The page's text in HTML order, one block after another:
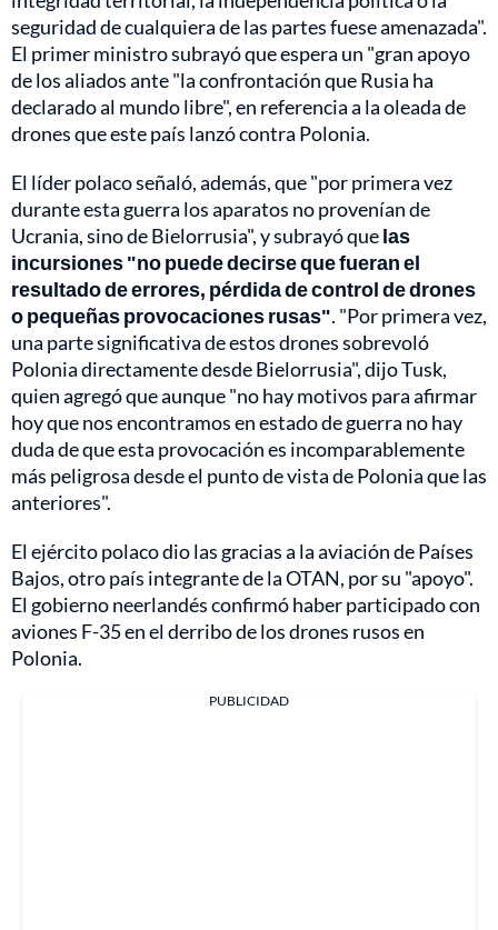
seguridad de cualquiera de las partes fuese amenazada".
El primer ministro subrayó que espera un "gran apoyo
de los aliados ante "la confrontación que Rusia ha
declarado al mundo libre", en referencia a la oleada de
drones que este país lanzó contra Polonia.
El líder polaco señaló, además, que "por primera vez
durante esta guerra los aparatos no provenían de
Ucrania, sino de Bielorrusia", y subrayó quelas
incursiones "no puede decirse que fueran el
resultado de errores, pérdida de control de drones
o pequeñas provocaciones rusas". "Por primera vez,
una parte significativa de estos drones sobrevoló
Polonia directamente desde Bielorrusia", dijo Tusk,
quien agregó que aunque "no hay motivos para afirmar
hoy que nos encontramos en estado de guerra no hay
duda de que esta provocación es incomparablemente
más peligrosa desde el punto de vista de Polonia que las
anteriores".
El ejército polaco dio las gracias a la aviación de Países
Bajos, otro país integrante de la OTAN, por su "apoyo".
El gobierno neerlandés confirmó haber participado con
aviones F-35 en el derribo de los drones rusos en
Polonia.
PUBLICIDAD